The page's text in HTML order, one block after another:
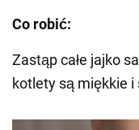
Co robić:
Zastąp całe jajko
kotlety są miękkie i